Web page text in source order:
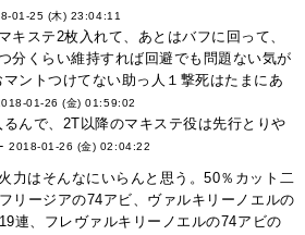
01-25 (木) 23:04:11
キステ2枚入れて、あとはバフに回って、
分くらい維持すれば回避でも問題ない気が
ントつけてない助っ人１撃死はたまにあ
01-26 (金) 01:59:02
るんで、2T以降のマキステ役は先行とりや
2018-01-26 (金) 02:04:22
力はそんなにいらんと思う。50％カット二
リージアの74アビ、ヴァルキリーノエルの
連、フレヴァルキリーノエルの74アビの